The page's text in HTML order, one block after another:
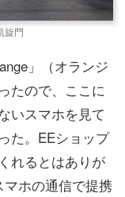
旋門
」（オランジ
たので、ここに
いスマホを見て
た。EEショップ
れるとはありが
ホの通信で提携